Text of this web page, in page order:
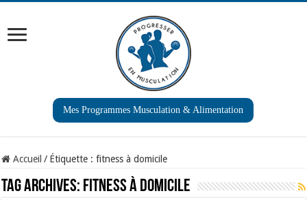
Mes Programmes Musculation & Alimentation
Accueil / Étiquette :fitness à domicile
Tag Archives: fitness à domicile